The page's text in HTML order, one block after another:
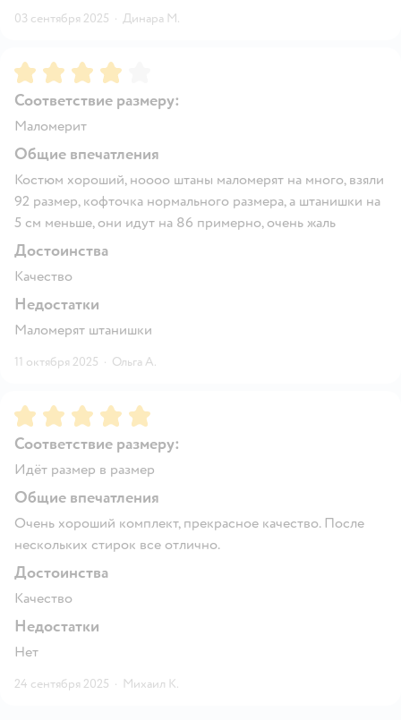
03 сентября 2025 · Динара М.
Рейтинг:4
Соответствие размеру:
Маломерит
Общие впечатления
Костюм хороший, ноооо штаны маломерят на много, взяли
92 размер, кофточка нормального размера, а штанишки на
5 см меньше, они идут на 86 примерно, очень жаль
Достоинства
Качество
Недостатки
Маломерят штанишки
11 октября 2025 · Ольга А.
Рейтинг:5
Соответствие размеру:
Идёт размер в размер
Общие впечатления
Очень хороший комплект, прекрасное качество. После
нескольких стирок все отлично.
Достоинства
Качество
Недостатки
Нет
24 сентября 2025 · Михаил К.